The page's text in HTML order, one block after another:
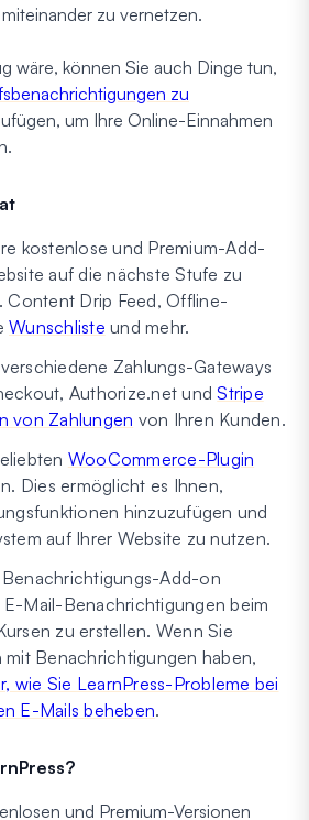
zu vernetzen.
wäre, können Sie auch Dinge tun,
zu
um Ihre Online-Einnahmen
kostenlose und Premium-Add-
auf die nächste Stufe zu
Content Drip Feed, Offline-
Wunschliste und mehr.
Zahlungs-Gateways
Authorize.net undStripe
von Zahlungen von Ihren Kunden.
WooCommerce-Plugin
Dies ermöglicht es Ihnen,
hinzuzufügen und
auf Ihrer Website zu nutzen.
Add-on
Mail-Benachrichtigungen beim
zu erstellen. Wenn Sie
mit Benachrichtigungen haben,
wie Sie LearnPress-Probleme bei
E-Mails beheben.
und Premium-Versionen